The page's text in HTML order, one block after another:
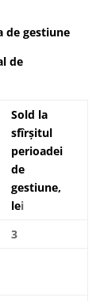
gestiune
de
Sold la
sfîrșitul
perioadei
de
gestiune,
lei
3